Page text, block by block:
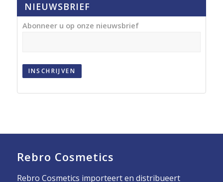
NIEUWSBRIEF
Abonneer u op onze nieuwsbrief
INSCHRIJVEN
Rebro Cosmetics
Rebro Cosmetics importeert en distribueert